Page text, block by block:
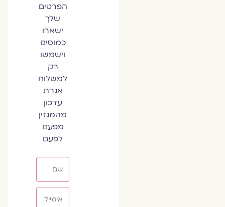
הפרטים
שלך
ישארו
כמוסים
וישמשו
רק
למשלוח
אגרת
עדכון
מהמגזין
מפעם
לפעם